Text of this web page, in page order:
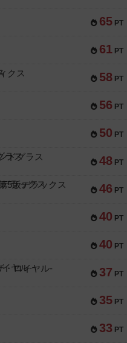
65 PT
61 PT
58 PT
クス
56 PT
50 PT
48 PT
ドグラス
46 PT
5版デラックス
40 PT
40 PT
37 PT
・ロイヤル-
35 PT
33 PT